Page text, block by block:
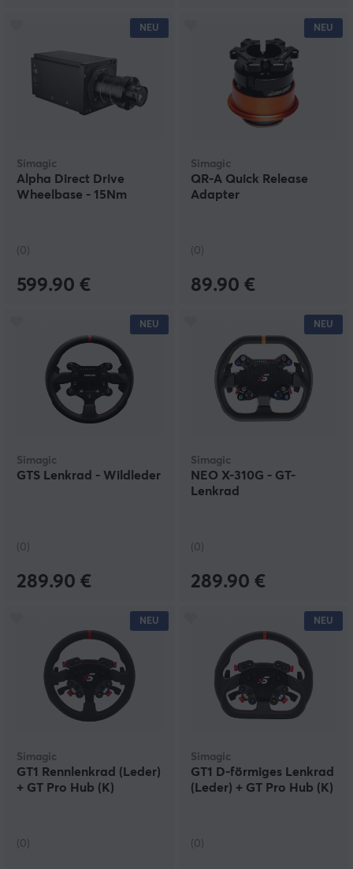
NEU
Simagic
Alpha Direct Drive
Wheelbase - 15Nm
(0)
599.90 €
NEU
Simagic
QR-A Quick Release
Adapter
(0)
89.90 €
NEU
Simagic
GTS Lenkrad - Wildleder
(0)
289.90 €
NEU
Simagic
NEO X-310G - GT-
Lenkrad
(0)
289.90 €
NEU
Simagic
GT1 Rennlenkrad (Leder)
+ GT Pro Hub (K)
(0)
NEU
Simagic
GT1 D-förmiges Lenkrad
(Leder) + GT Pro Hub (K)
(0)